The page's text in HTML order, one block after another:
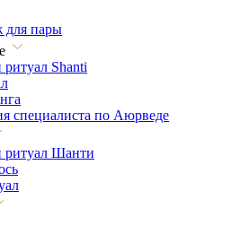
для пары
Shanti
специалиста по Аюрведе
Шанти